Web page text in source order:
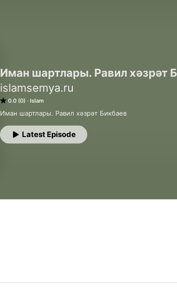
Иман шартлары. Равил хәзрәт
islamsemya.ru
0.0 (0) Islam
Иман шартлары. Равил хәзрәт Бикбаев
Latest Episode